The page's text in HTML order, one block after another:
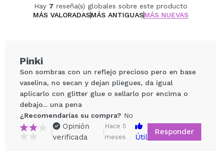
Hay 7 reseña(s) globales sobre este producto
MÁS VALORADASMÁS ANTIGUASMÁS NUEVAS
Pinki
Son sombras con un reflejo precioso pero en base
vaselina, no secan y dejan pliegues, da igual
aplicarlo con glitter glue o sellarlo por encima o
debajo... una pena
¿Recomendarías su compra? No
|
Opinión
verificada
|
Hace 5
meses
Útil
Responder